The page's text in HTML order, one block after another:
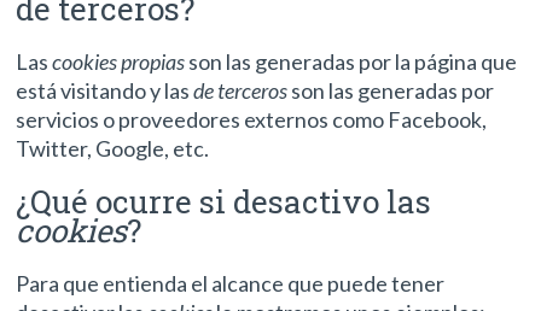
de terceros?
Lascookies propiasson las generadas por la página que
está visitando y lasde tercerosson las generadas por
servicios o proveedores externos como Facebook,
Twitter, Google, etc.
¿Qué ocurre si desactivo las
cookies?
Para que entienda el alcance que puede tener